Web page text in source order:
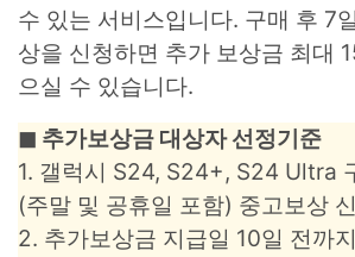
수 있는 서비스입니다. 구매 후 7
상을 신청하면 추가 보상금 최대
으실 수 있습니다.
◼︎ 추가보상금 대상자 선정기준
1. 갤럭시 S24, S24+, S24 Ultra
(주말 및 공휴일 포함) 중고보상
2. 추가보상금 지급일 10일 전까